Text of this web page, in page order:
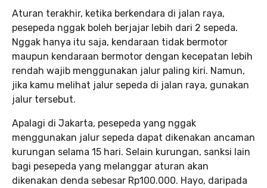
Aturan terakhir, ketika berkendara di jalan raya,
pesepeda nggak boleh berjajar lebih dari 2 sepeda.
Nggak hanya itu saja, kendaraan tidak bermotor
maupun kendaraan bermotor dengan kecepatan lebih
rendah wajib menggunakan jalur paling kiri. Namun,
jika kamu melihat jalur sepeda di jalan raya, gunakan
jalur tersebut.
Apalagi di Jakarta, pesepeda yang nggak
menggunakan jalur sepeda dapat dikenakan ancaman
kurungan selama 15 hari. Selain kurungan, sanksi lain
bagi pesepeda yang melanggar aturan akan
dikenakan denda sebesar Rp100.000. Hayo, daripada